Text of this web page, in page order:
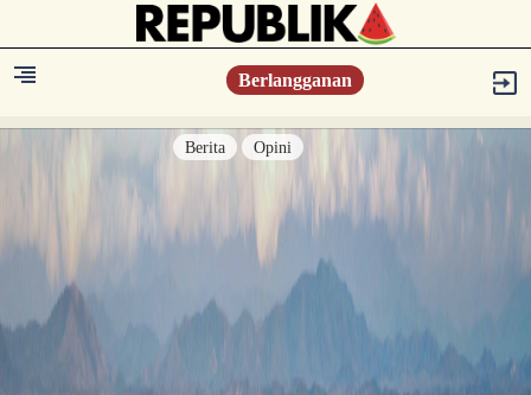
Berlangganan
Berita Opini
Islam Digest